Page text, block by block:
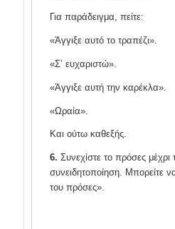
Για παράδειγμα, πείτε:
«Άγγιξε αυτό το τραπέζι».
«Σ’ ευχαριστώ».
«Άγγιξε αυτή την καρέκλα».
«Ωραία».
Και ούτω καθεξής.
6. Συνεχίστε το πρόσες
συνειδητοποίηση. Μπορείτε
του πρόσες».